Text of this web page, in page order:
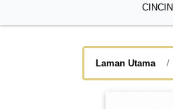
CINCIN
Laman Utama